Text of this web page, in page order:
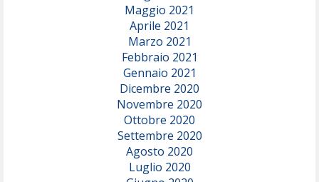
Maggio 2021
Aprile 2021
Marzo 2021
Febbraio 2021
Gennaio 2021
Dicembre 2020
Novembre 2020
Ottobre 2020
Settembre 2020
Agosto 2020
Luglio 2020